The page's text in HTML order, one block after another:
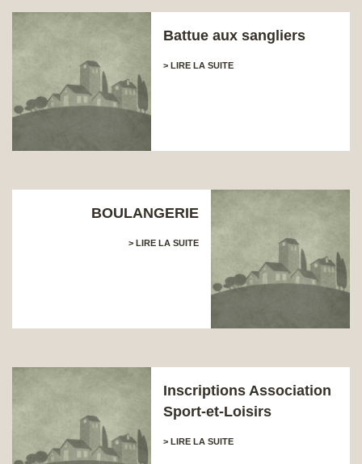
Battue aux sangliers
> LIRE LA SUITE
BOULANGERIE
> LIRE LA SUITE
Inscriptions Association
Sport-et-Loisirs
> LIRE LA SUITE